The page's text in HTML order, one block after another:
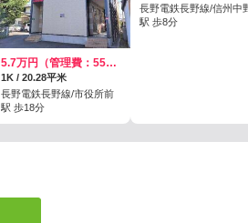
5.7万円（管理費：5500円）
1K / 20.28平米
長野電鉄長野線/市役所前
駅 歩18分
長野電鉄長野線/信州中
駅 歩8分